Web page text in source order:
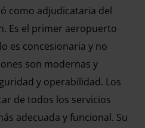
como adjudicataria del
Es el primer aeropuerto
es concesionaria y no
son modernas y
y operabilidad. Los
de todos los servicios
adecuada y funcional. Su